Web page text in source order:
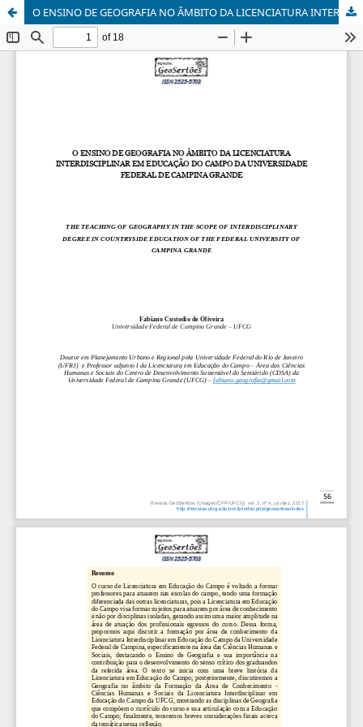
O ENSINO DE GEOGRAFIA NO ÂMBITO DA LICENCIATURA INTERDISCIPLINAR EM EDUCAÇÃO DO CAMPO DA UNIVERSIDADE FEDERAL DE CAMPINA GRANDE